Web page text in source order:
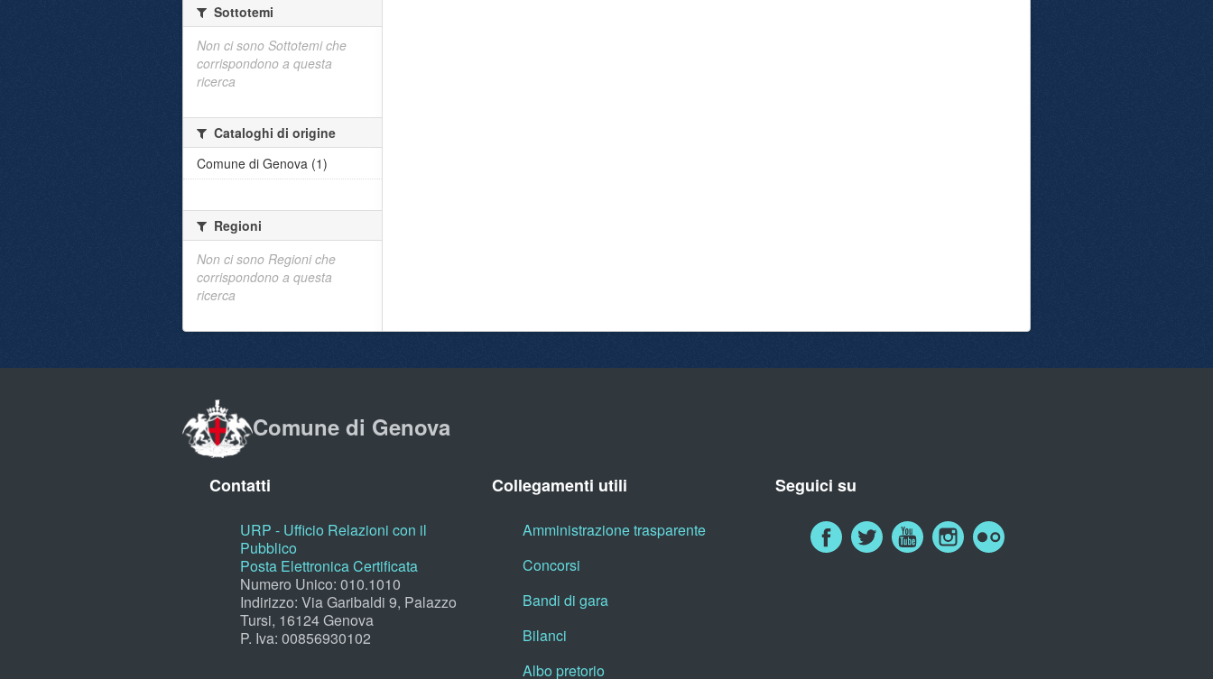
Sottotemi
Non ci sono Sottotemi che
corrispondono a questa
ricerca
Cataloghi di origine
Comune di Genova (1)
Regioni
Non ci sono Regioni che
corrispondono a questa
ricerca
Comune di Genova
Contatti
URP - Ufficio Relazioni con il
Pubblico
Posta Elettronica Certificata
Numero Unico: 010.1010
Indirizzo: Via Garibaldi 9, Palazzo
Tursi, 16124 Genova
P. Iva: 00856930102
Collegamenti utili
Amministrazione trasparente
Concorsi
Bandi di gara
Bilanci
Albo pretorio
Seguici su